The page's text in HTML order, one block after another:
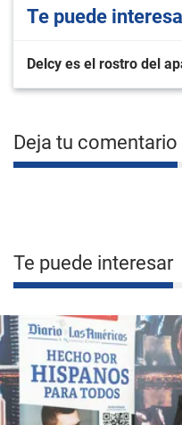
Te puede
Delcy es el rostro del
Deja tu comentario
Te puede interesar